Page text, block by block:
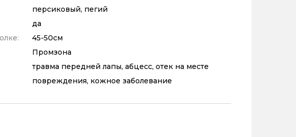
персиковый, пегий
да
45-50см
Промзона
травма передней лапы, абцесс, отек на месте
повреждения, кожное заболевание